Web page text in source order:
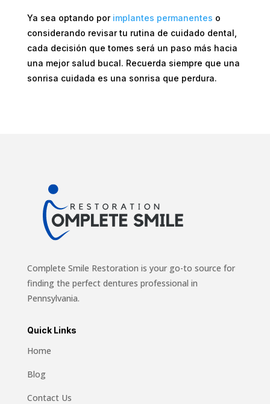
Ya sea optando por implantes permanentes o
considerando revisar tu rutina de cuidado dental,
cada decisión que tomes será un paso más hacia
una mejor salud bucal. Recuerda siempre que una
sonrisa cuidada es una sonrisa que perdura.
Complete Smile Restoration is your go-to source for
finding the perfect dentures professional in
Pennsylvania.
Quick Links
Home
Blog
Contact Us